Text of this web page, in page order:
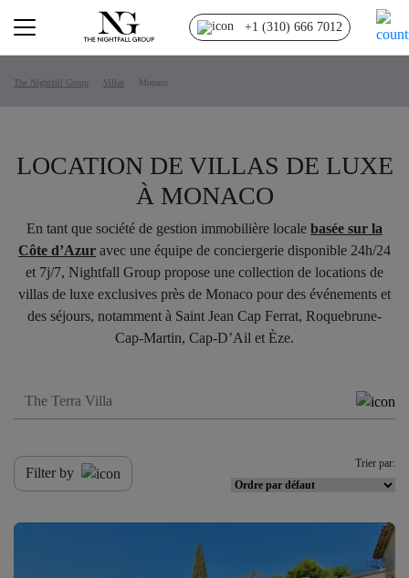
+1 (310) 666 7012
The Nightfall Group Villas Monaco
LOCATION DE VILLAS DE LUXE
À MONACO
En tant que société de gestion immobilière locale basée sur la
Côte d’Azur avec une équipe de conciergerie disponible 24h/24
et 7j/7, Nightfall Group propose une collection de locations de
villas de luxe exclusives près de Monaco pour des événements et
des séjours, notamment à Saint Jean Cap Ferrat, Roquebrune-
Cap-Martin, Cap-D’Ail et Èze.
Filter by
Trier par: